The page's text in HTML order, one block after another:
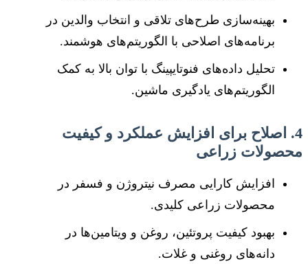
بهینه‌سازی طرح‌های تلاقی و انتخاب والدین در
برنامه‌های اصلاحی با الگوریتم‌های هوشمند.
تحلیل داده‌های فنوتايپینگ با توان بالا به کمک
الگوریتم‌های یادگیری ماشین.
4. اصلاح برای افزایش عملکرد و کیفیت
محصولات زراعی
افزایش کارایی مصرف نیتروژن و فسفر در
محصولات زراعی کلیدی.
بهبود کیفیت پروتئین، روغن و ویتامین‌ها در
دانه‌های روغنی و غلات.